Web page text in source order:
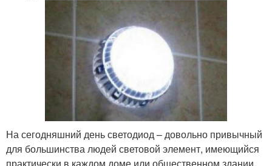
На сегодняшний день светодиод – довольно привычный
для большинства людей световой элемент, имеющийся